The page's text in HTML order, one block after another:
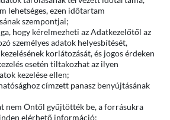
lehetséges, ezen időtartam
szempontjai;
hogy kérelmezheti az Adatkezelőtől az
személyes adatok helyesbítését,
korlátozását, és jogos érdeken
esetén tiltakozhat az ilyen
kezelése ellen;
címzett panasz benyújtásának
nem Öntől gyűjtötték be, a forrásukra
elérhető információ;